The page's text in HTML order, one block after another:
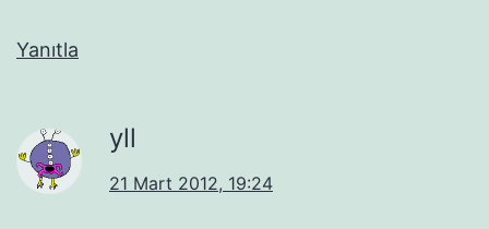
Yanıtla
yll
21 Mart 2012, 19:24